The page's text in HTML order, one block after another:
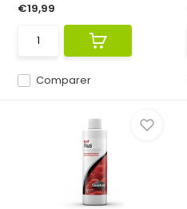
Comparer
€19,99